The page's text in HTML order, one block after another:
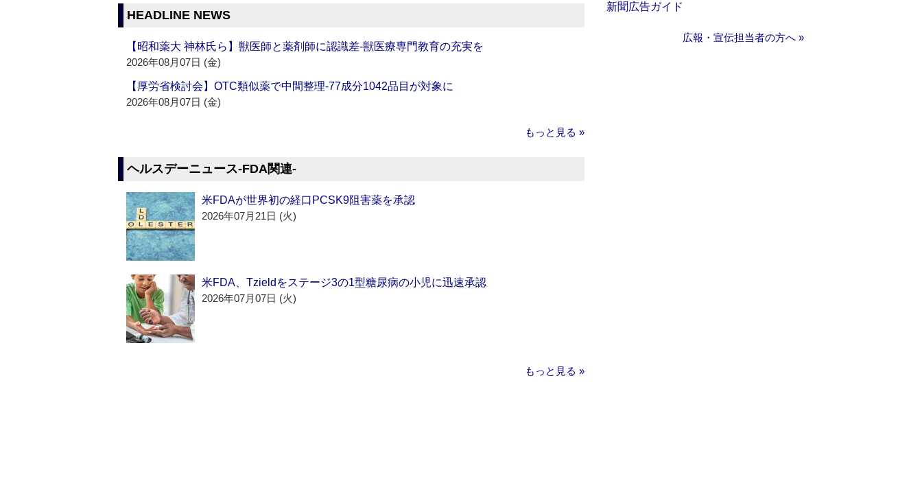
HEADLINE NEWS
【昭和薬大 神林氏ら】獣医師と薬剤師に認識差‐獣医療専門教育の充実を
2026年08月07日 (金)
【厚労省検討会】OTC類似薬で中間整理‐77成分1042品目が対象に
2026年08月07日 (金)
もっと見る »
ヘルスデーニュース‐FDA関連‐
米FDAが世界初の経口PCSK9阻害薬を承認
2026年07月21日 (火)
米FDA、Tzieldをステージ3の1型糖尿病の小児に迅速承認
2026年07月07日 (火)
もっと見る »
新聞広告ガイド
広報・宣伝担当者の方へ »